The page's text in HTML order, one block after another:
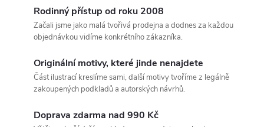
Rodinný přístup od roku 2008
Začali jsme jako malá tvořivá prodejna a dodnes za každou
objednávkou vidíme konkrétního zákazníka.
Originální motivy, které jinde nenajdete
Část ilustrací kreslíme sami, další motivy tvoříme z legálně
zakoupených podkladů a autorských návrhů.
Doprava zdarma nad 990 Kč